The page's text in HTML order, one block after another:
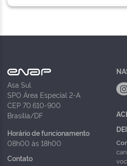
Asa Sul
SPO Área Especial 2-A
CEP 70.610-900
Brasília/DF
Horário de funcionamento
08h00 às 18h00
Contato